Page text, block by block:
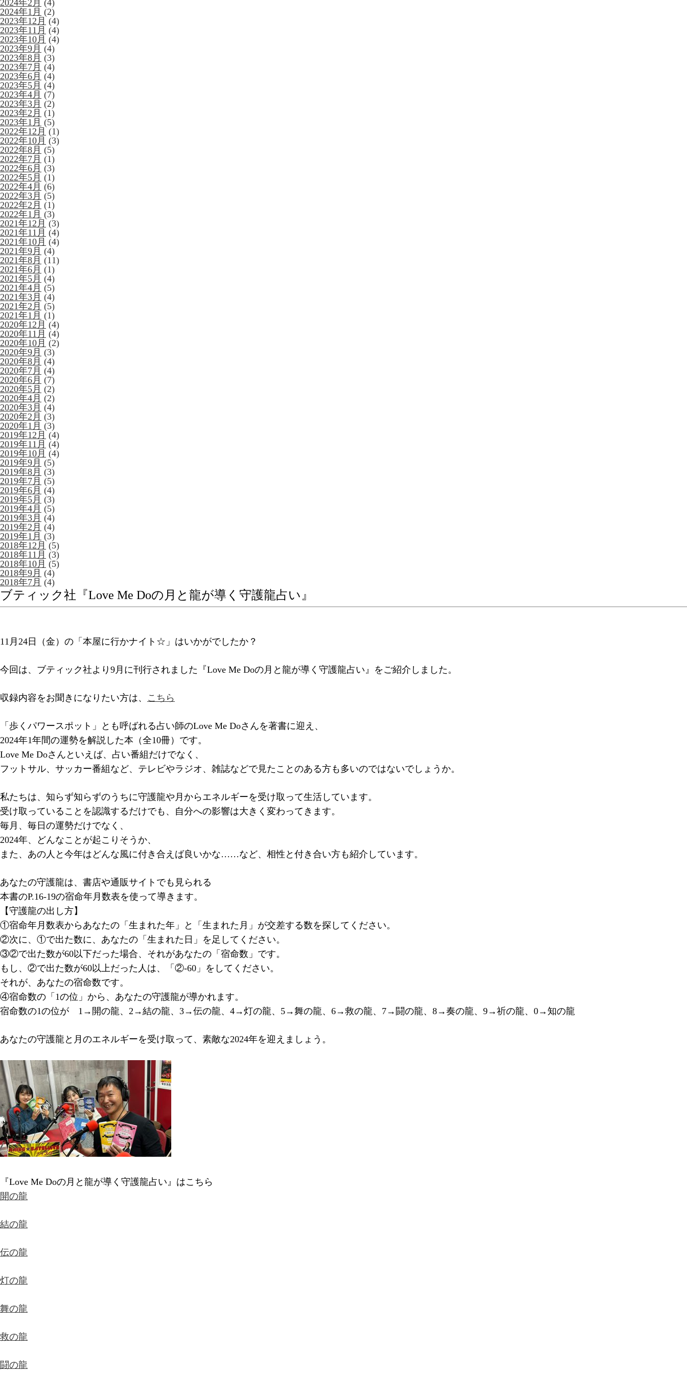
2024年2月 (4)
2024年1月 (2)
2023年12月 (4)
2023年11月 (4)
2023年10月 (4)
2023年9月 (4)
2023年8月 (3)
2023年7月 (4)
2023年6月 (4)
2023年5月 (4)
2023年4月 (7)
2023年3月 (2)
2023年2月 (1)
2023年1月 (5)
2022年12月 (1)
2022年10月 (3)
2022年8月 (5)
2022年7月 (1)
2022年6月 (3)
2022年5月 (1)
2022年4月 (6)
2022年3月 (5)
2022年2月 (1)
2022年1月 (3)
2021年12月 (3)
2021年11月 (4)
2021年10月 (4)
2021年9月 (4)
2021年8月 (11)
2021年6月 (1)
2021年5月 (4)
2021年4月 (5)
2021年3月 (4)
2021年2月 (5)
2021年1月 (1)
2020年12月 (4)
2020年11月 (4)
2020年10月 (2)
2020年9月 (3)
2020年8月 (4)
2020年7月 (4)
2020年6月 (7)
2020年5月 (2)
2020年4月 (2)
2020年3月 (4)
2020年2月 (3)
2020年1月 (3)
2019年12月 (4)
2019年11月 (4)
2019年10月 (4)
2019年9月 (5)
2019年8月 (3)
2019年7月 (5)
2019年6月 (4)
2019年5月 (3)
2019年4月 (5)
2019年3月 (4)
2019年2月 (4)
2019年1月 (3)
2018年12月 (5)
2018年11月 (3)
2018年10月 (5)
2018年9月 (4)
2018年7月 (4)
ブティック社『Love Me Doの月と龍が導く守護龍占い』
11月24日（金）の「本屋に行かナイト☆」はいかがでしたか？
今回は、ブティック社より9月に刊行されました『Love Me Doの月と龍が導く守護龍占い』をご紹介しました。
収録内容をお聞きになりたい方は、 こちら
「歩くパワースポット」とも呼ばれる占い師のLove Me Doさんを著書に迎え、
2024年1年間の運勢を解説した本（全10冊）です。
Love Me Doさんといえば、占い番組だけでなく、
フットサル、サッカー番組など、テレビやラジオ、雑誌などで見たことのある方も多いのではないでしょうか。
私たちは、知らず知らずのうちに守護龍や月からエネルギーを受け取って生活しています。
受け取っていることを認識するだけでも、自分への影響は大きく変わってきます。
毎月、毎日の運勢だけでなく、
2024年、どんなことが起こりそうか、
また、あの人と今年はどんな風に付き合えば良いかな……など、相性と付き合い方も紹介しています。
あなたの守護龍は、書店や通販サイトでも見られる
本書のP.16-19の宿命年月数表を使って導きます。
【守護龍の出し方】
①宿命年月数表からあなたの「生まれた年」と「生まれた月」が交差する数を探してください。
②次に、①で出た数に、あなたの「生まれた日」を足してください。
③②で出た数が60以下だった場合、それがあなたの「宿命数」です。
もし、②で出た数が60以上だった人は、「②-60」をしてください。
それが、あなたの宿命数です。
④宿命数の「1の位」から、あなたの守護龍が導かれます。
宿命数の1の位が 1→開の龍、2→結の龍、3→伝の龍、4→灯の龍、5→舞の龍、6→救の龍、7→闘の龍、8→奏の龍、9→祈の龍、0→知の龍
あなたの守護龍と月のエネルギーを受け取って、素敵な2024年を迎えましょう。
『Love Me Doの月と龍が導く守護龍占い』はこちら
開の龍
結の龍
伝の龍
灯の龍
舞の龍
救の龍
闘の龍